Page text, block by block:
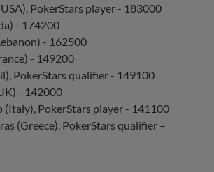
PokerStars player - 183000
- 174200
- 162500
- 149200
PokerStars qualifier - 149100
- 142000
(Italy), PokerStars player - 141100
(Greece), PokerStars qualifier –